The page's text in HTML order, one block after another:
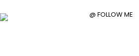
@ FOLLOW ME